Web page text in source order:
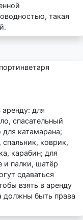
такая
для
спасательный
катамарана;
коврик,
карабин; для
и палки, шатёр
сдаваться
взять в аренду
должны быть права